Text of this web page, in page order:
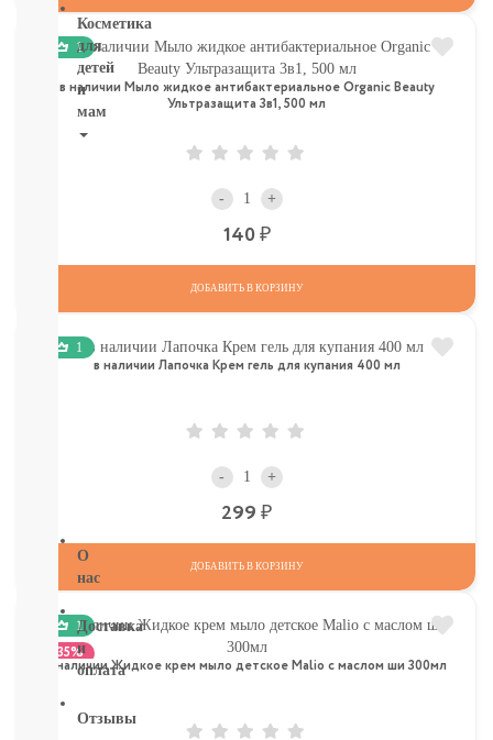
Косметика
для
детей
и
мам
подводка
для
УХОД
О
нас
Доставка
и
оплата
Отзывы
1
в наличии Мыло жидкое антибактериальное Organic Beauty
Ультразащита 3в1, 500 мл
- +
140
ДОБАВИТЬ В КОРЗИНУ
1
в наличии Лапочка Крем гель для купания 400 мл
- +
299
ДОБАВИТЬ В КОРЗИНУ
1
-35%
в наличии Жидкое крем мыло детское Malio с маслом ши 300мл